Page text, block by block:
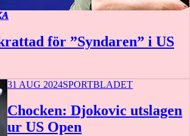
för ”Syndaren” i US
31 AUG 2024SPORTBLADET
Chocken: Djokovic utslagen
ur US Open